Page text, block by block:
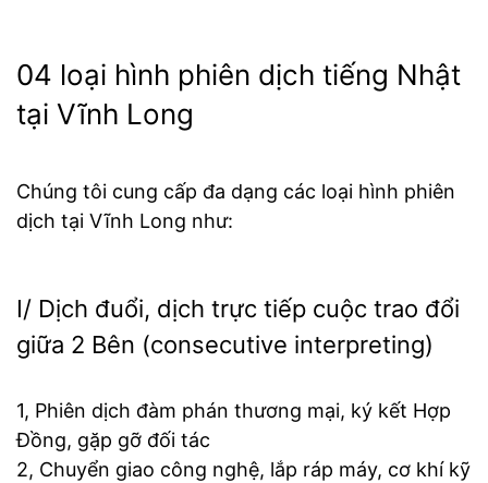
04 loại hình phiên dịch tiếng Nhật
tại Vĩnh Long
Chúng tôi cung cấp đa dạng các loại hình phiên
dịch tại Vĩnh Long như:
I/ Dịch đuổi, dịch trực tiếp cuộc trao đổi
giữa 2 Bên (consecutive interpreting)
1, Phiên dịch đàm phán thương mại, ký kết Hợp
Đồng, gặp gỡ đối tác
2, Chuyển giao công nghệ, lắp ráp máy, cơ khí kỹ